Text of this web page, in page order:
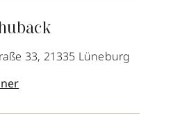
33, 21335 Lüneburg